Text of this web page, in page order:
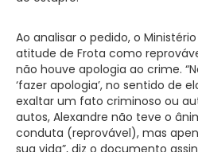
Ao analisar o pedido, o
atitude de Frota como
não houve apologia ao crime.
‘fazer apologia’, no sentido de
exaltar um fato criminoso ou
autos, Alexandre não teve o
conduta (reprovável), mas
sua vida”, diz o documento